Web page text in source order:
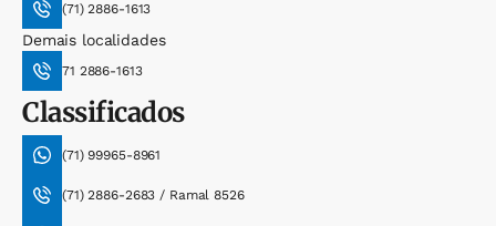
(71) 2886-1613
Demais localidades
71 2886-1613
Classificados
(71) 99965-8961
(71) 2886-2683 / Ramal 8526